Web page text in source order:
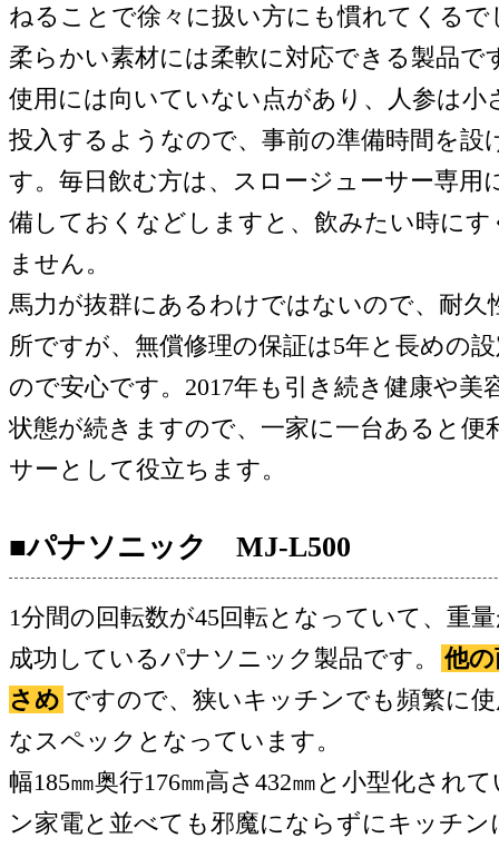
ねることで徐々に扱い方にも慣れてくるで
柔らかい素材には柔軟に対応できる製品で
使用には向いていない点があり、人参は小
投入するようなので、事前の準備時間を設
す。毎日飲む方は、スロージューサー専用
備しておくなどしますと、飲みたい時に
ません。
馬力が抜群にあるわけではないので、耐久
所ですが、無償修理の保証は5年と長めの
ので安心です。2017年も引き続き健康や美
状態が続きますので、一家に一台あると便
サーとして役立ちます。
■パナソニック MJ-L500
1分間の回転数が45回転となっていて、重
成功しているパナソニック製品です。
他
さめ ですので、狭いキッチンでも頻繁に
なスペックとなっています。
幅185㎜奥行176㎜高さ432㎜と小型化され
ン家電と並べても邪魔にならずにキッチ